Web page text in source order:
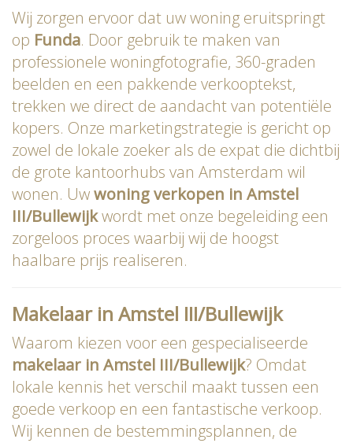
Wij zorgen ervoor dat uw woning eruitspringt
op Funda. Door gebruik te maken van
professionele woningfotografie, 360-graden
beelden en een pakkende verkooptekst,
trekken we direct de aandacht van potentiële
kopers. Onze marketingstrategie is gericht op
zowel de lokale zoeker als de expat die dichtbij
de grote kantoorhubs van Amsterdam wil
wonen. Uwwoning verkopen in Amstel
III/Bullewijkwordt met onze begeleiding een
zorgeloos proces waarbij wij de hoogst
haalbare prijs realiseren.
Makelaar in Amstel III/Bullewijk
Waarom kiezen voor een gespecialiseerde
makelaar in Amstel III/Bullewijk? Omdat
lokale kennis het verschil maakt tussen een
goede verkoop en een fantastische verkoop.
Wij kennen de bestemmingsplannen, de